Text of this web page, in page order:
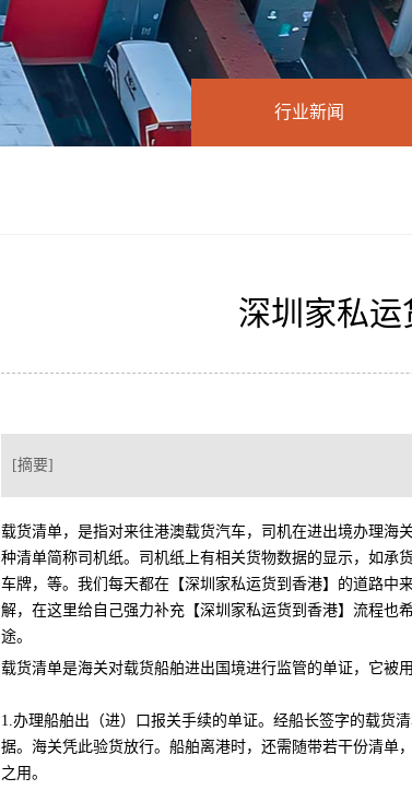
行业新闻
深圳家私
[摘要]
载货清单，是指对来往港澳载货汽车，司机在进出境办理海
种清单简称司机纸。司机纸上有相关货物数据的显示，如承
车牌，等。我们每天都在【深圳家私运货到香港】的道路中
解，在这里给自己强力补充【深圳家私运货到香港】流程也
途。
载货清单是海关对载货船舶进出国境进行监管的单证，它被用
1.办理船舶出（进）口报关手续的单证。经船长签字的载货
据。海关凭此验货放行。船舶离港时，还需随带若干份清单
之用。